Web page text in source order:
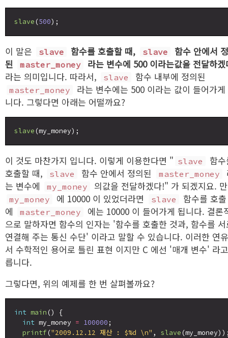
slave (500
이 말은 slave 함수를 호출할 때, slave
함수 안에서
된
master_money
라는 변수에 500 이라는값을 전달하
라는 의미입니다. 따라서,
slave 함수 내부에 정의된
master_money
라는 변수에는 500 이라는 값이 들어가
니다. 그렇다면 아래는 어떨까요?
slave
이 것도 마찬가지 입니다. 이렇게 이용한다면 " slave
함
호출할 때,
slave 함수 안에서 정의된 master_money
는 변수에
my_money 의값을 전달하겠다!" 가 되겠지요.
my_money 에 10000 이 있었더라면 slave
함수를 호
에
master_money
에는 10000 이 들어가게 됩니다. 결론
으로 말하자면 함수의 인자는 '함수를 호출한 것과, 함수를
연결해 주는 통신 수단' 이라고 말할 수 있습니다. 이러한 연
서 수학적인 용어로 틀린 표현 이지만 C 에선 '매개 변수' 라
릅니다.
그렇다면, 위의 예제를 한 번 살펴볼까요?
int main () {
int my_money = 100000 ;
printf ("2009.12.12 재산 : $%d \n" , slave